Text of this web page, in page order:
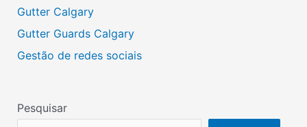
Gutter Calgary
Gutter Guards Calgary
Gestão de redes sociais
Pesquisar